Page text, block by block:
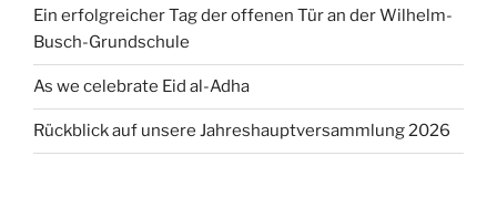
Ein erfolgreicher Tag der offenen Tür an der Wilhelm-
Busch-Grundschule
As we celebrate Eid al-Adha
Rückblick auf unsere Jahreshauptversammlung 2026